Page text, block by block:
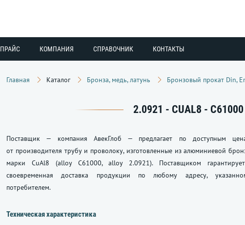
ПРАЙС КОМПАНИЯ СПРАВОЧНИК КОНТАКТЫ
Главная Каталог Бронза, медь, латунь Бронзовый прокат Din,
2.0921 - CUAL8 -
Поставщик — компания АвекГлоб — предлагает по доступным
от производителя трубу и проволоку, изготовленные из алюминиевой
марки CuAl8 (alloy C61000, alloy 2.0921). Поставщиком
своевременная доставка продукции по любому адресу,
потребителем.
Техническая характеристика